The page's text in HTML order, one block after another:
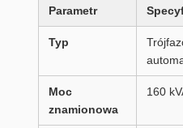
Parametr
Typ
Moc
znamionowa
160